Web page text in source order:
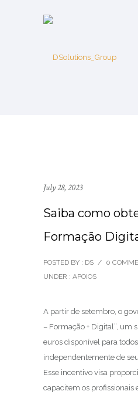
July 28, 2023
Saiba como
Formação
POSTED BY : DS / 0
UNDER : APOIOS
A partir de setembro, o
– Formação + Digital”, um
euros disponível para
independentemente de
Esse incentivo visa
capacitem os profissionais